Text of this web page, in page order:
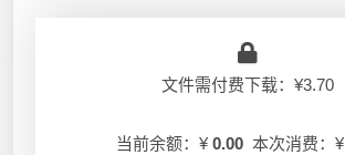
文件需付费下载：¥3.70
当前余额：¥ 0.00 本次消费：¥